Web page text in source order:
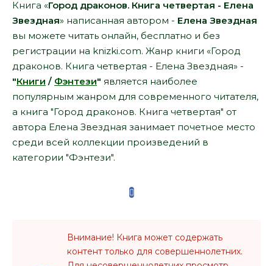
Книга «Город драконов. Книга четвертая - Елена
Звездная» написанная автором - Елена Звездная
вы можете читать онлайн, бесплатно и без
регистрации на knizki.com. Жанр книги «Город
драконов. Книга четвертая - Елена Звездная» -
"Книги / Фэнтези" является наиболее
популярным жанром для современного читателя,
а книга "Город драконов. Книга четвертая" от
автора Елена Звездная занимает почетное место
среди всей коллекции произведений в
категории "Фэнтези".
Внимание! Книга может содержать
контент только для совершеннолетних.